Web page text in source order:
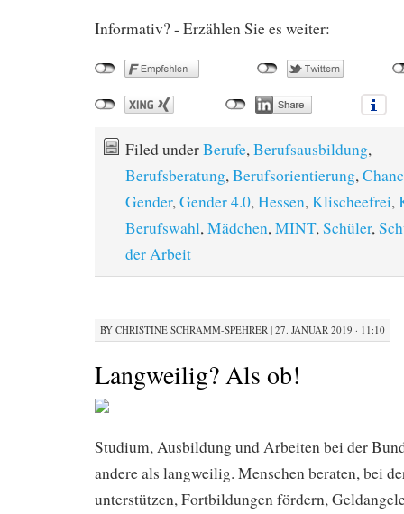
Informativ? - Erzählen Sie es weiter:
Filed underBerufe, Berufsausbildung,
Berufsberatung, Berufsorientierung,
Gender, Gender 4.0, Hessen, Klischeefrei,
Berufswahl, Mädchen, MINT, Schüler,
der Arbeit
BY CHRISTINE SCHRAMM-SPEHRER | 27. JANUAR 2019 · 11:10
Langweilig? Als ob!
Studium, Ausbildung und Arbeiten bei der
andere als langweilig. Menschen beraten, bei
unterstützen, Fortbildungen fördern,